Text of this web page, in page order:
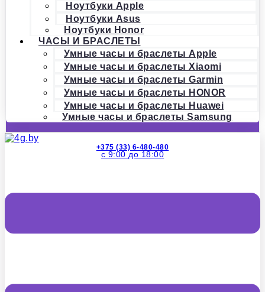
Ноутбуки Apple
Ноутбуки Asus
Ноутбуки Honor
ЧАСЫ И БРАСЛЕТЫ
Умные часы и браслеты Apple
Умные часы и браслеты Xiaomi
Умные часы и браслеты Garmin
Умные часы и браслеты HONOR
Умные часы и браслеты Huawei
Умные часы и браслеты Samsung
+375 (33) 6-480-480
с 9:00 до 18:00